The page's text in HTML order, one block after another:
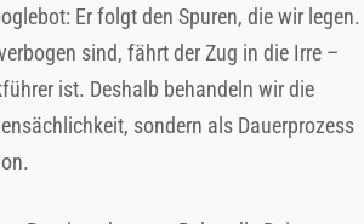
Er folgt den Spuren, die wir legen.
sind, fährt der Zug in die Irre –
ist. Deshalb behandeln wir die
sondern als Dauerprozess